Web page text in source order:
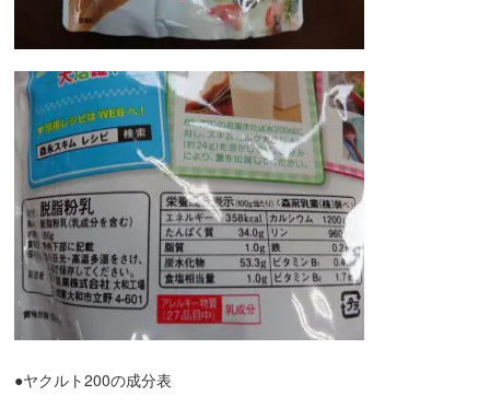
●ヤクルト200の成分表